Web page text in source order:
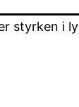
styrken i